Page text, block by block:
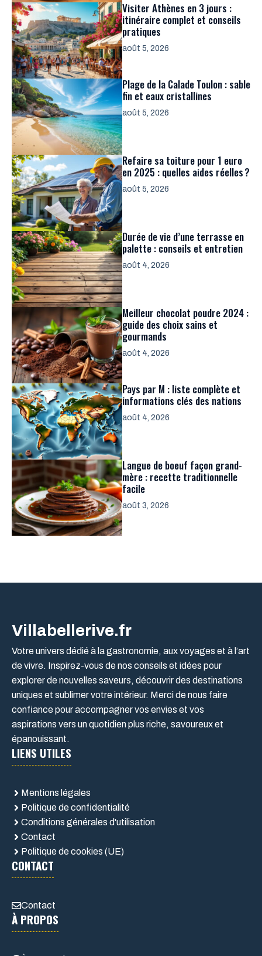
Visiter Athènes en 3 jours :
itinéraire complet et conseils
pratiques
août 5, 2026
Plage de la Calade Toulon : sable
fin et eaux cristallines
août 5, 2026
Refaire sa toiture pour 1 euro
en 2025 : quelles aides réelles ?
août 5, 2026
Durée de vie d’une terrasse en
palette : conseils et entretien
août 4, 2026
Meilleur chocolat poudre 2024 :
guide des choix sains et
gourmands
août 4, 2026
Pays par M : liste complète et
informations clés des nations
août 4, 2026
Langue de boeuf façon grand-
mère : recette traditionnelle
facile
août 3, 2026
Villabellerive.fr
Votre univers dédié à la gastronomie, aux voyages et à l’art
de vivre. Inspirez-vous de nos conseils et idées pour
explorer de nouvelles saveurs, découvrir des destinations
uniques et sublimer votre intérieur. Merci de nous faire
confiance pour accompagner vos envies et vos
aspirations vers un quotidien plus riche, savoureux et
épanouissant.
LIENS UTILES
Mentions légales
Politique de confidentialité
Conditions générales d'utilisation
Contact
Politique de cookies (UE)
CONTACT
Contact
À PROPOS